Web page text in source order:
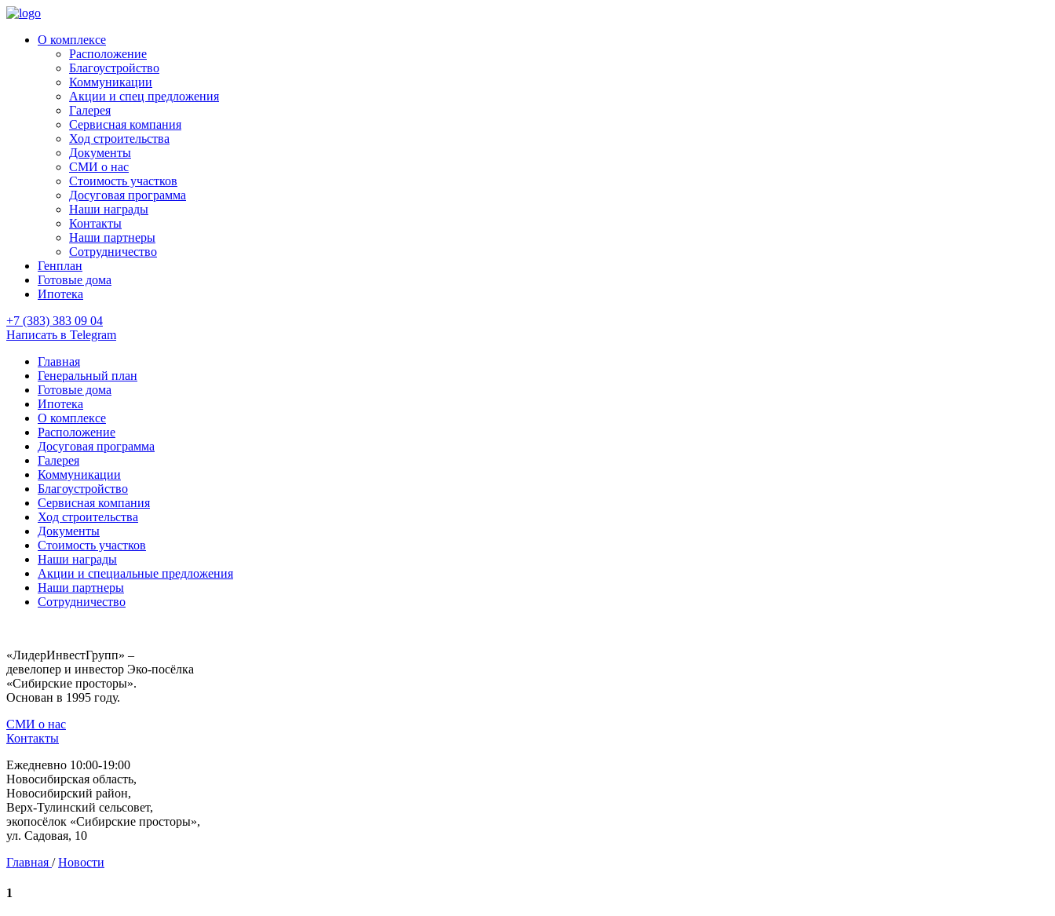
О комплексе
Расположение
Благоустройство
Коммуникации
Акции и спец предложения
Галерея
Сервисная компания
Ход строительства
Документы
СМИ о нас
Стоимость участков
Досуговая программа
Наши награды
Контакты
Наши партнеры
Сотрудничество
Генплан
Готовые дома
Ипотека
+7 (383) 383 09 04
Написать в Telegram
Главная
Генеральный план
Готовые дома
Ипотека
О комплексе
Расположение
Досуговая программа
Галерея
Коммуникации
Благоустройство
Сервисная компания
Ход строительства
Документы
Стоимость участков
Наши награды
Акции и специальные предложения
Наши партнеры
Сотрудничество
«ЛидерИнвестГрупп» –
девелопер и инвестор Эко-посёлка
«Сибирские просторы».
Основан в 1995 году.
СМИ о нас
Контакты
Ежедневно 10:00-19:00
Новосибирская область,
Новосибирский район,
Верх-Тулинский сельсовет,
экопосёлок «Сибирские просторы»,
ул. Садовая, 10
Главная / Новости
1